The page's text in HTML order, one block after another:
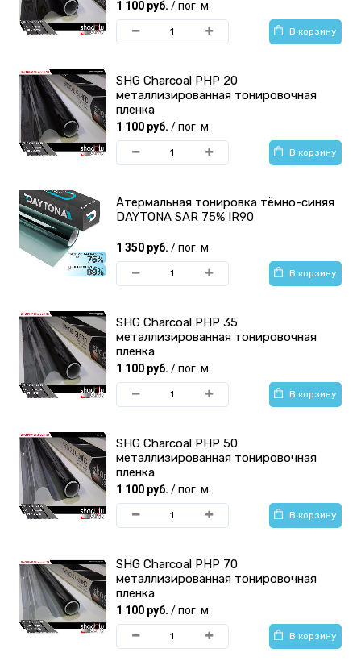
1 100 руб. / пог. м.
В корзину
SHG Charcoal PHP 20
металлизированная тонировочная
пленка
1 100 руб. / пог. м.
В корзину
Атермальная тонировка тёмно-синяя
DAYTONA SAR 75% IR90
1 350 руб. / пог. м.
В корзину
SHG Charcoal PHP 35
металлизированная тонировочная
пленка
1 100 руб. / пог. м.
В корзину
SHG Charcoal PHP 50
металлизированная тонировочная
пленка
1 100 руб. / пог. м.
В корзину
SHG Charcoal PHP 70
металлизированная тонировочная
пленка
1 100 руб. / пог. м.
В корзину